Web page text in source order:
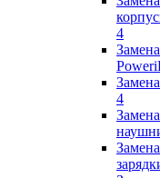
4
Power
4